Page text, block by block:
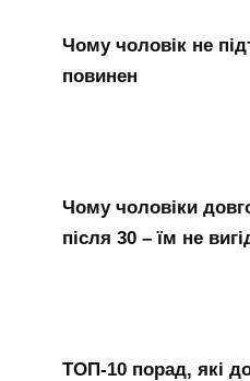
Чому чоловік не
повинен
Чому чоловіки
після 30 – їм не
ТОП-10 порад, які